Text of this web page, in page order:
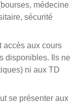
médecine
sécurité
accès aux cours
disponibles. Ils ne
ni aux TD
se présenter aux